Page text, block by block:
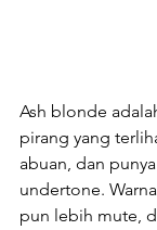
Ash blonde
pirang yang
abuan, dan
undertone.
pun lebih mute,